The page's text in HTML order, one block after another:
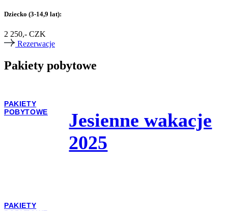
Dziecko (3-14,9 lat):
2 250,- CZK
Rezerwacje
Pakiety pobytowe
PAKIETY
POBYTOWE
Jesienne wakacje
2025
PAKIETY